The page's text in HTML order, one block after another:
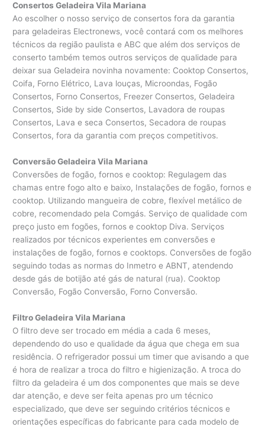
Consertos Geladeira Vila Mariana
Ao escolher o nosso serviço de consertos fora da garantia
para geladeiras Electronews, você contará com os melhores
técnicos da região paulista e ABC que além dos serviços de
conserto também temos outros serviços de qualidade para
deixar sua Geladeira novinha novamente: Cooktop Consertos,
Coifa, Forno Elétrico, Lava louças, Microondas, Fogão
Consertos, Forno Consertos, Freezer Consertos, Geladeira
Consertos, Side by side Consertos, Lavadora de roupas
Consertos, Lava e seca Consertos, Secadora de roupas
Consertos, fora da garantia com preços competitivos.
Conversão Geladeira Vila Mariana
Conversões de fogão, fornos e cooktop: Regulagem das
chamas entre fogo alto e baixo, Instalações de fogão, fornos e
cooktop. Utilizando mangueira de cobre, flexível metálico de
cobre, recomendado pela Comgás. Serviço de qualidade com
preço justo em fogões, fornos e cooktop Diva. Serviços
realizados por técnicos experientes em conversões e
instalações de fogão, fornos e cooktops. Conversões de fogão
seguindo todas as normas do Inmetro e ABNT, atendendo
desde gás de botijão até gás de natural (rua). Cooktop
Conversão, Fogão Conversão, Forno Conversão.
Filtro Geladeira Vila Mariana
O filtro deve ser trocado em média a cada 6 meses,
dependendo do uso e qualidade da água que chega em sua
residência. O refrigerador possui um timer que avisando a que
é hora de realizar a troca do filtro e higienização. A troca do
filtro da geladeira é um dos componentes que mais se deve
dar atenção, e deve ser feita apenas pro um técnico
especializado, que deve ser seguindo critérios técnicos e
orientações específicas do fabricante para cada modelo de